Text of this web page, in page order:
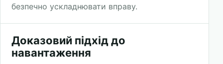
безпечно ускладнювати вправу.
Доказовий підхід до
навантаження